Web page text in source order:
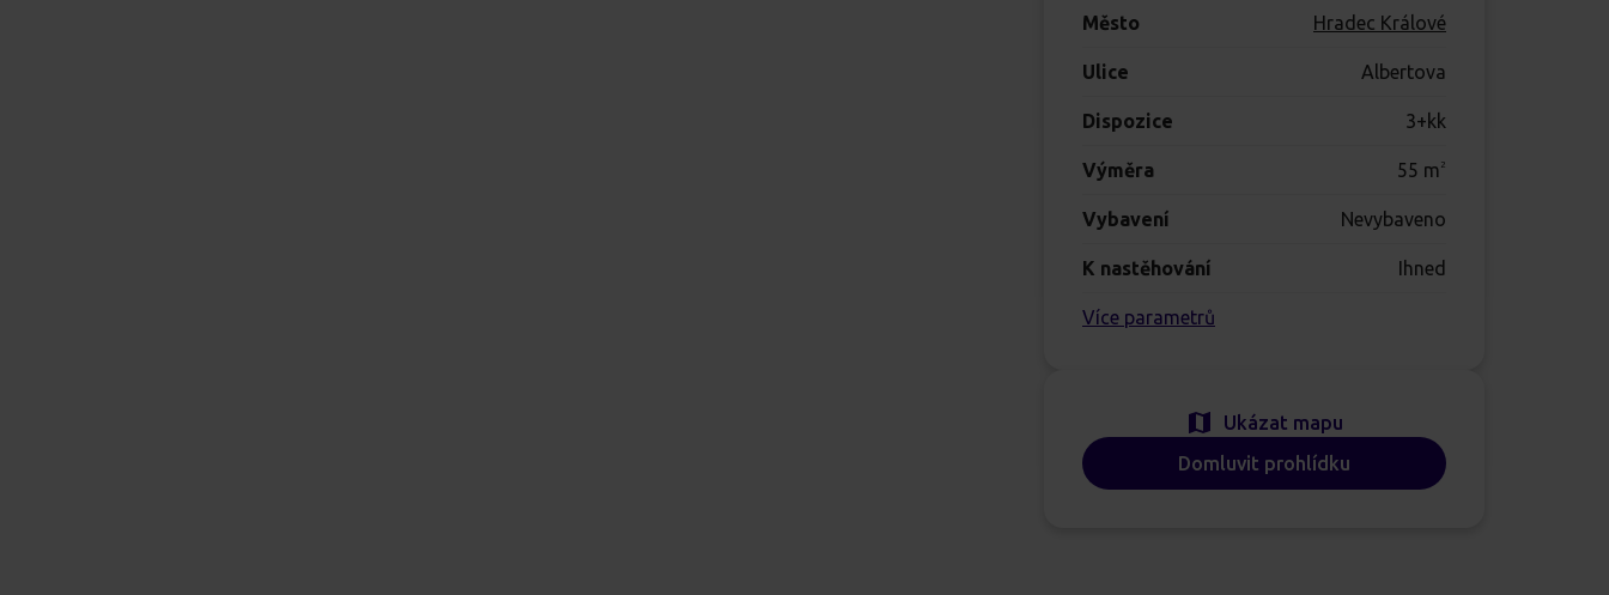
Město Hradec Králové
Ulice Albertova
Dispozice 3+kk
Výměra 55 m 2
Vybavení Nevybaveno
K nastěhování Ihned
Více parametrů
Ukázat mapu
Domluvit prohlídku